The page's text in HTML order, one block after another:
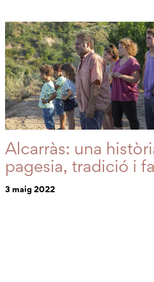
Alcarràs: una
pagesia, tradició i
3 maig 2022